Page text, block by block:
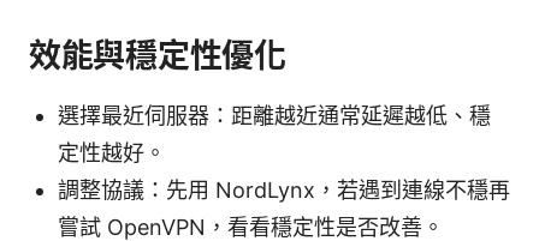
效能與穩定性優化
選擇最近伺服器：距離越近通常延遲越低、穩
定性越好。
調整協議：先用 NordLynx，若遇到連線不穩再
嘗試 OpenVPN，看看穩定性是否改善。